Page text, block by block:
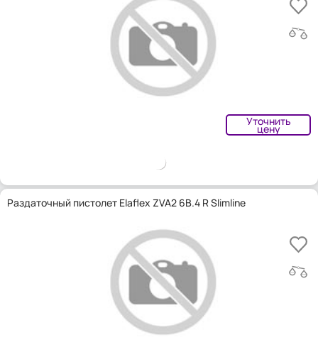
Уточнить
цену
Раздаточный пистолет Elaflex ZVA2 6B.4 R Slimline